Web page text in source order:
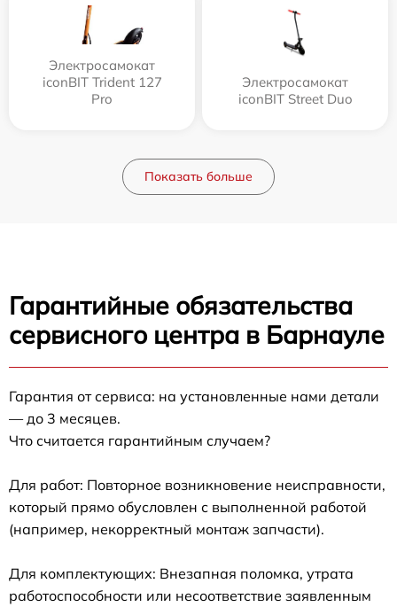
Электросамокат
iconBIT Trident 127
Pro
Электросамокат
iconBIT Street Duo
Показать больше
Гарантийные обязательства
сервисного центра в Барнауле
Гарантия от сервиса: на установленные нами детали
— до 3 месяцев.
Что считается гарантийным случаем?
Для работ: Повторное возникновение неисправности,
который прямо обусловлен с выполненной работой
(например, некорректный монтаж запчасти).
Для комплектующих: Внезапная поломка, утрата
работоспособности или несоответствие заявленным